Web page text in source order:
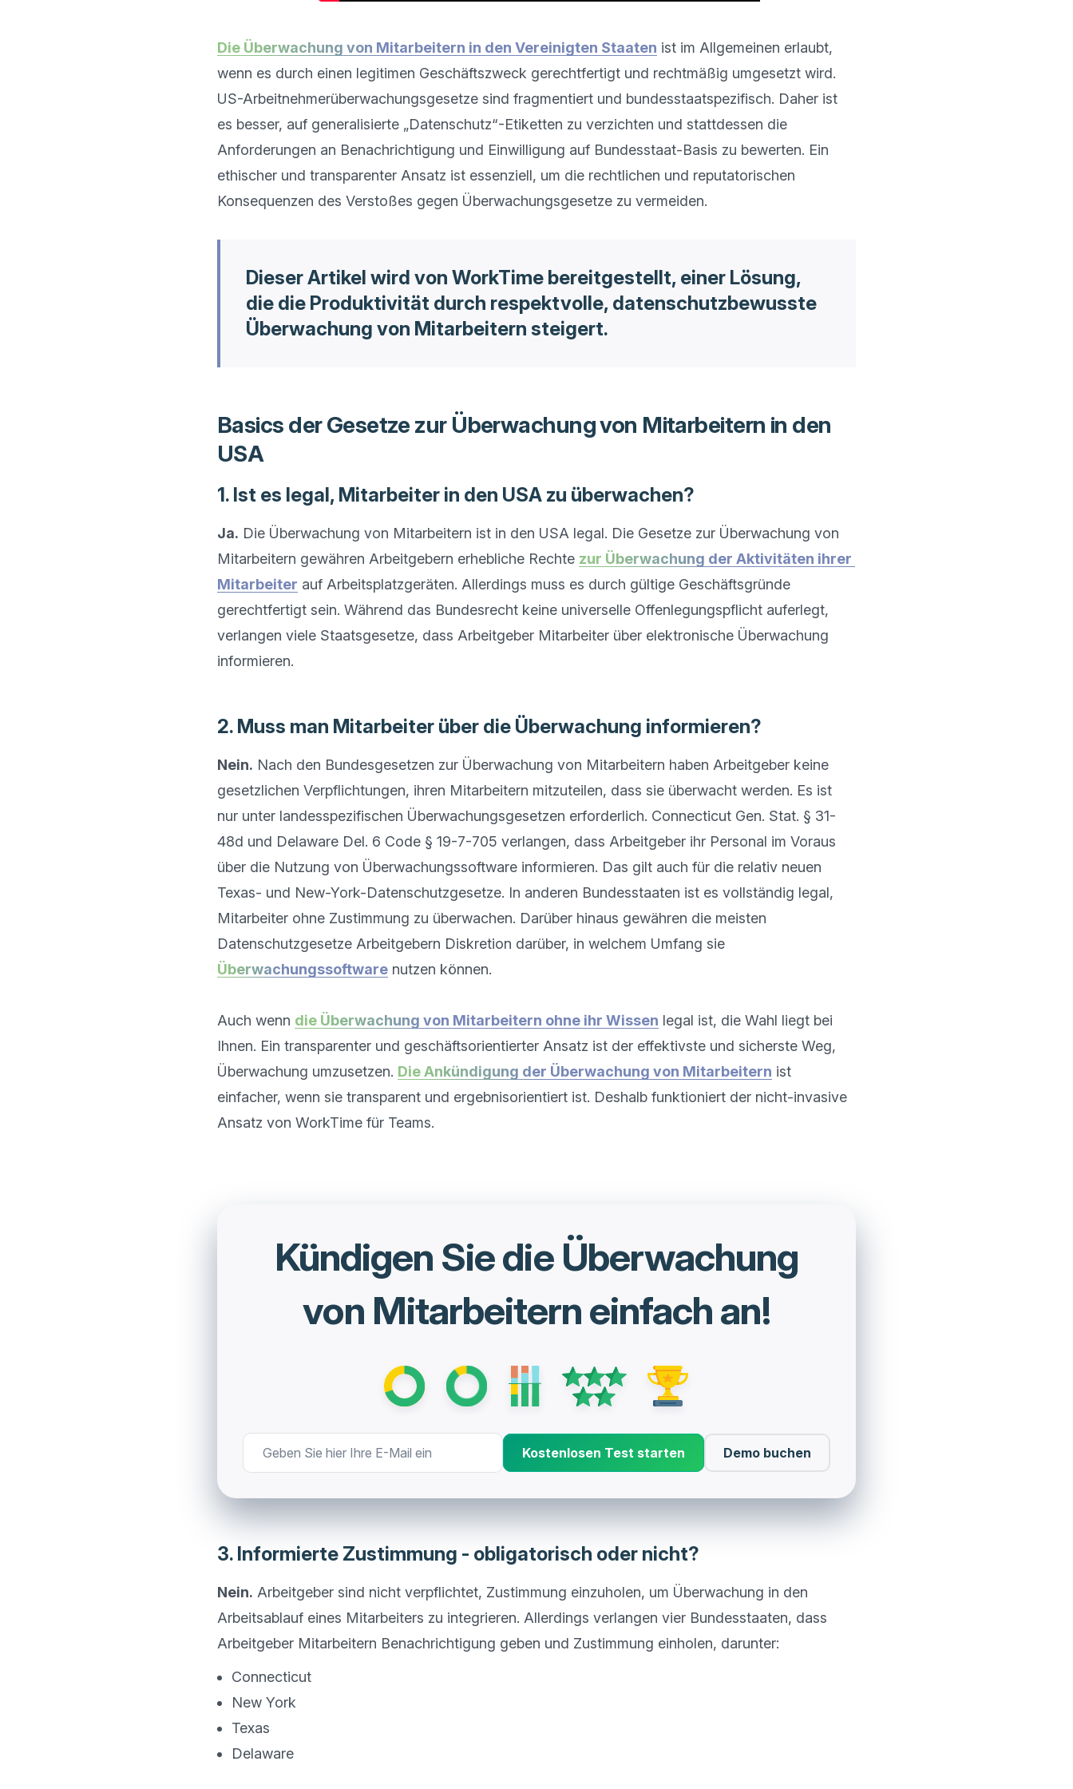
Die Überwachung von Mitarbeitern in den Vereinigten Staaten ist im Allgemeinen erlaubt,
wenn es durch einen legitimen Geschäftszweck gerechtfertigt und rechtmäßig umgesetzt wird.
US-Arbeitnehmerüberwachungsgesetze sind fragmentiert und bundesstaatspezifisch. Daher ist
es besser, auf generalisierte „Datenschutz“-Etiketten zu verzichten und stattdessen die
Anforderungen an Benachrichtigung und Einwilligung auf Bundesstaat-Basis zu bewerten. Ein
ethischer und transparenter Ansatz ist essenziell, um die rechtlichen und reputatorischen
Dieser Artikel wird von WorkTime bereitgestellt, einer Lösung,
die die Produktivität durch respektvolle, datenschutzbewusste
Überwachung von Mitarbeitern steigert.
Basics der Gesetze zur Überwachung von Mitarbeitern in den
USA
1. Ist es legal, Mitarbeiter in den USA zu überwachen?
Ja. Die Überwachung von Mitarbeitern ist in den USA legal. Die Gesetze zur Überwachung von
Mitarbeitern gewähren Arbeitgebern erhebliche Rechte zur Überwachung der Aktivitäten ihrer
Mitarbeiter auf Arbeitsplatzgeräten. Allerdings muss es durch gültige Geschäftsgründe
gerechtfertigt sein. Während das Bundesrecht keine universelle Offenlegungspflicht auferlegt,
verlangen viele Staatsgesetze, dass Arbeitgeber Mitarbeiter über elektronische Überwachung
informieren.
2. Muss man Mitarbeiter über die Überwachung informieren?
Nein. Nach den Bundesgesetzen zur Überwachung von Mitarbeitern haben Arbeitgeber keine
gesetzlichen Verpflichtungen, ihren Mitarbeitern mitzuteilen, dass sie überwacht werden. Es ist
nur unter landesspezifischen Überwachungsgesetzen erforderlich. Connecticut Gen. Stat. § 31-
48d und Delaware Del. 6 Code § 19-7-705 verlangen, dass Arbeitgeber ihr Personal im Voraus
über die Nutzung von Überwachungssoftware informieren. Das gilt auch für die relativ neuen
Texas- und New-York-Datenschutzgesetze. In anderen Bundesstaaten ist es vollständig legal,
Mitarbeiter ohne Zustimmung zu überwachen. Darüber hinaus gewähren die meisten
Überwachungssoftware nutzen können.
Auch wenn die Überwachung von Mitarbeitern ohne ihr Wissen legal ist, die Wahl liegt bei
Ihnen. Ein transparenter und geschäftsorientierter Ansatz ist der effektivste und sicherste Weg,
Überwachung umzusetzen. Die Ankündigung der Überwachung von Mitarbeitern ist
einfacher, wenn sie transparent und ergebnisorientiert ist. Deshalb funktioniert der nicht-invasive
Kündigen Sie die Überwachung
von Mitarbeitern einfach an!
Kostenlosen Test starten Demo buchen
3. Informierte Zustimmung - obligatorisch oder nicht?
Nein. Arbeitgeber sind nicht verpflichtet, Zustimmung einzuholen, um Überwachung in den
Arbeitsablauf eines Mitarbeiters zu integrieren. Allerdings verlangen vier Bundesstaaten, dass
Connecticut
New York
Texas
Delaware